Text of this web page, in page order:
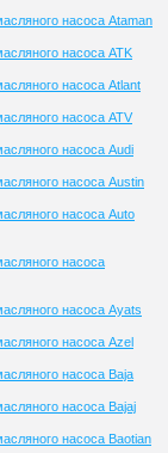
насоса Ataman
насоса ATK
насоса Atlant
насоса ATV
насоса Audi
насоса Austin
насоса Auto
насоса
насоса Ayats
насоса Azel
насоса Baja
насоса Bajaj
насоса Baotian